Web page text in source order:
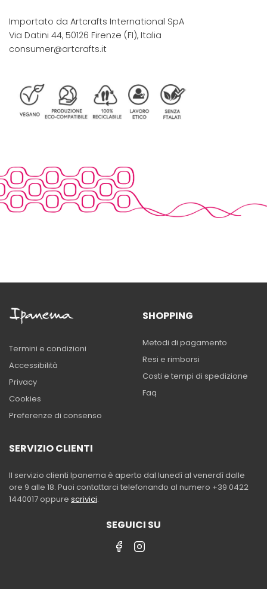
Importato da Artcrafts International SpA
Via Datini 44, 50126 Firenze (FI), Italia
consumer@artcrafts.it
Termini e condizioni
Accessibilità
Privacy
Cookies
Preferenze di consenso
SHOPPING
Metodi di pagamento
Resi e rimborsi
Costi e tempi di spedizione
Faq
SERVIZIO CLIENTI
Il servizio clienti Ipanema è aperto dal lunedì al venerdì dalle
ore 9 alle 18. Puoi contattarci telefonando al numero +39 0422
1440017 oppure scrivici.
SEGUICI SU